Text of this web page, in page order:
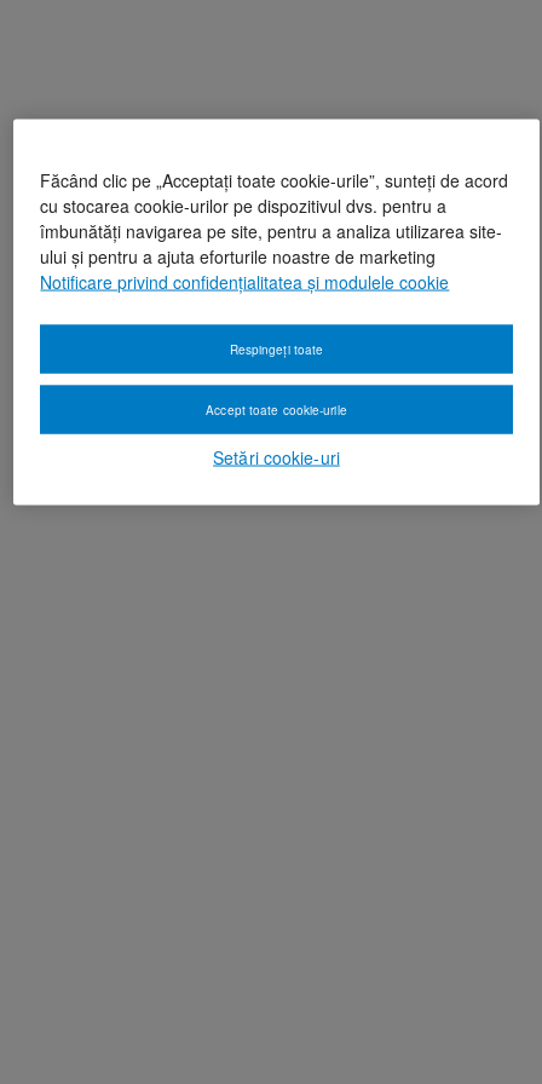
Făcând clic pe „Acceptați toate cookie-urile”, sunteți de acord
cu stocarea cookie-urilor pe dispozitivul dvs. pentru a
îmbunătăți navigarea pe site, pentru a analiza utilizarea site-
ului și pentru a ajuta eforturile noastre de marketing
Notificare privind confidențialitatea și modulele cookie
Setări cookie-uri
Respingeți toate
Accept toate cookie-urile